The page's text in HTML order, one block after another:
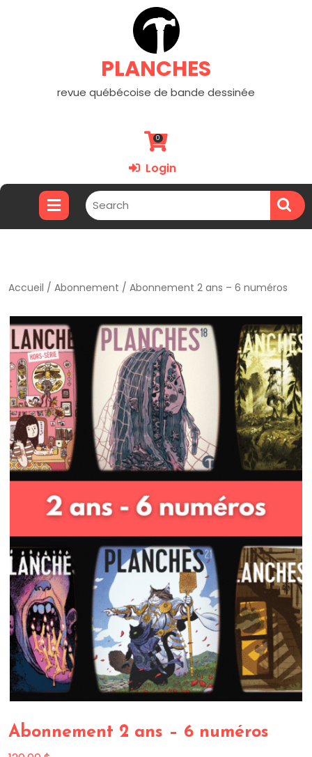
PLANCHES
revue québécoise de bande dessinée
0
Login
Accueil / Abonnement / Abonnement 2 ans – 6 numéros
Abonnement 2 ans – 6 numéros